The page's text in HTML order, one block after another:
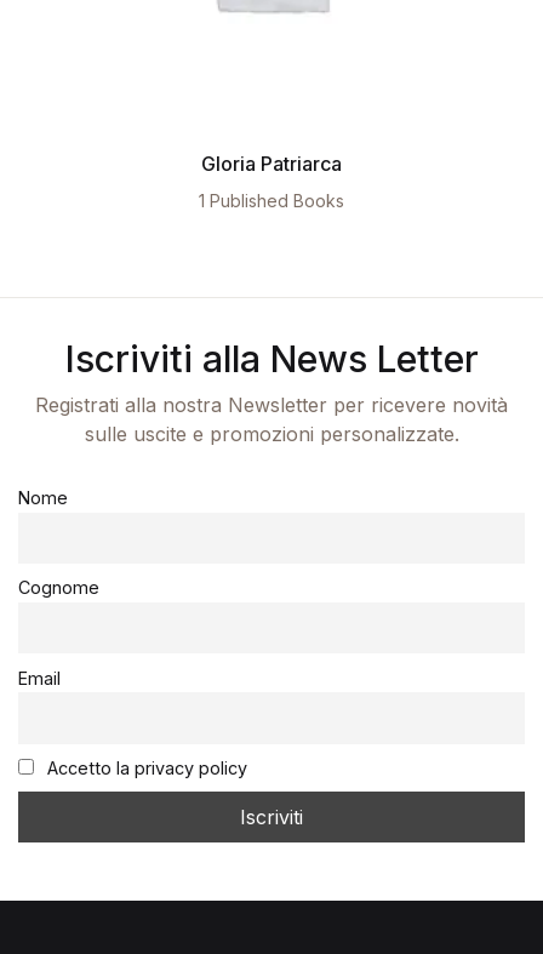
Gloria Patriarca
1 Published Books
Iscriviti alla News Letter
Registrati alla nostra Newsletter per ricevere novità
sulle uscite e promozioni personalizzate.
Nome
Cognome
Email
Accetto la privacy policy